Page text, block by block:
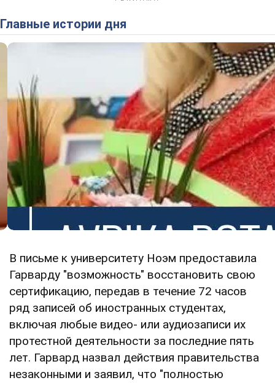
Главные истории дня
В письме к университету Ноэм предоставила
Гарварду "возможность" восстановить свою
сертификацию, передав в течение 72 часов
ряд записей об иностранных студентах,
включая любые видео- или аудиозаписи их
протестной деятельности за последние пять
лет. Гарвард назвал действия правительства
незаконными и заявил, что "полностью